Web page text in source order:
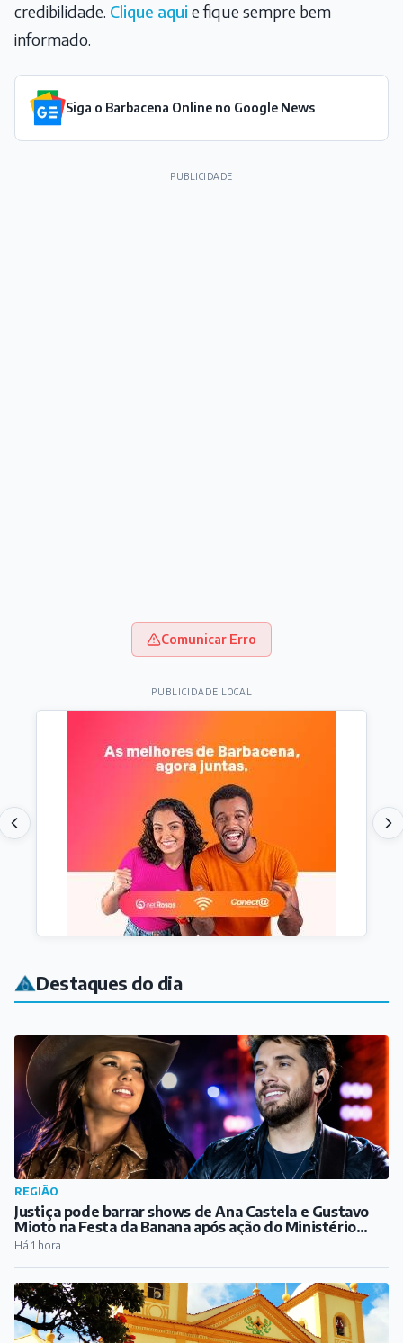
credibilidade. Clique aqui e fique sempre bem
informado.
Siga o Barbacena Online no Google News
PUBLICIDADE
Comunicar Erro
PUBLICIDADE LOCAL
Destaques do dia
REGIÃO
Justiça pode barrar shows de Ana Castela e Gustavo
Mioto na Festa da Banana após ação do Ministério
Público
Há 1 hora